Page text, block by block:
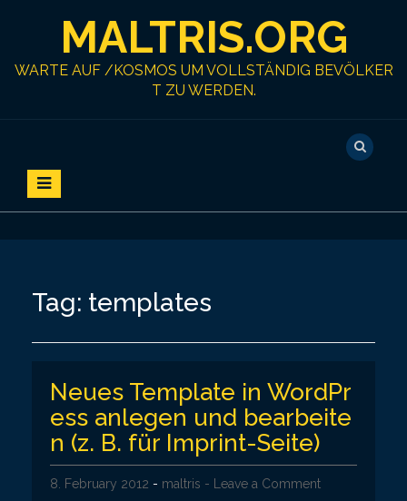
MALTRIS.ORG
WARTE AUF /KOSMOS UM VOLLSTÄNDIG BEVÖLKER
T ZU WERDEN.
Tag: templates
Neues Template in WordPr
ess anlegen und bearbeite
n (z. B. für Imprint-Seite)
8. February 2012 - maltris - Leave a Comment